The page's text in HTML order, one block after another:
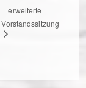
erweiterte
Vorstandssitzung